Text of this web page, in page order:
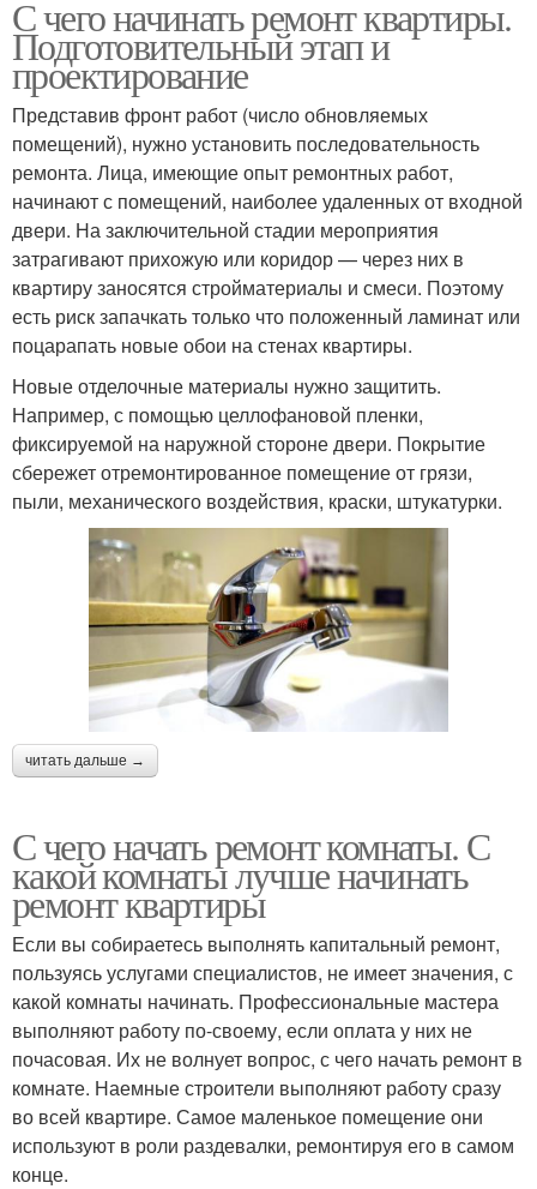
С чего начинать ремонт квартиры.
Подготовительный этап и
проектирование
Представив фронт работ (число обновляемых
помещений), нужно установить последовательность
ремонта. Лица, имеющие опыт ремонтных работ,
начинают с помещений, наиболее удаленных от входной
двери. На заключительной стадии мероприятия
затрагивают прихожую или коридор — через них в
квартиру заносятся стройматериалы и смеси. Поэтому
есть риск запачкать только что положенный ламинат или
поцарапать новые обои на стенах квартиры.
Новые отделочные материалы нужно защитить.
Например, с помощью целлофановой пленки,
фиксируемой на наружной стороне двери. Покрытие
сбережет отремонтированное помещение от грязи,
пыли, механического воздействия, краски, штукатурки.
читать дальше →
С чего начать ремонт комнаты. С
какой комнаты лучше начинать
ремонт квартиры
Если вы собираетесь выполнять капитальный ремонт,
пользуясь услугами специалистов, не имеет значения, с
какой комнаты начинать. Профессиональные мастера
выполняют работу по-своему, если оплата у них не
почасовая. Их не волнует вопрос, с чего начать ремонт в
комнате. Наемные строители выполняют работу сразу
во всей квартире. Самое маленькое помещение они
используют в роли раздевалки, ремонтируя его в самом
конце.